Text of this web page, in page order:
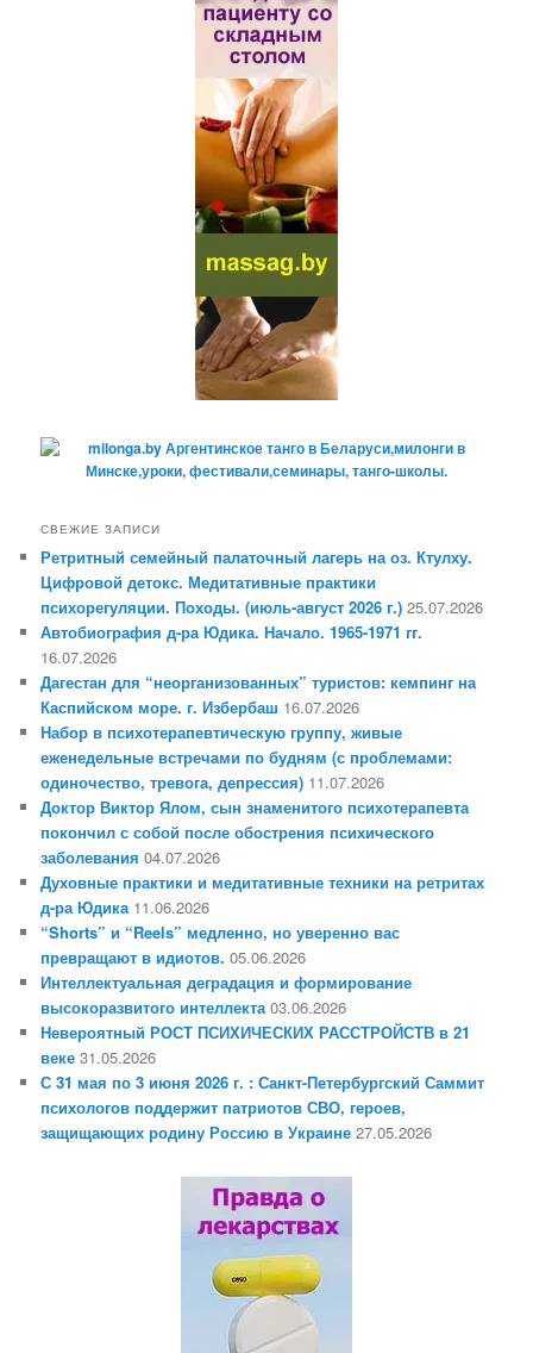
СВЕЖИЕ ЗАПИСИ
Ретритный семейный палаточный лагерь на оз. Ктулху.
Цифровой детокс. Медитативные практики
психорегуляции. Походы. (июль-август 2026 г.) 25.07.2026
Автобиография д-ра Юдика. Начало. 1965-1971 гг.
16.07.2026
Дагестан для “неорганизованных” туристов: кемпинг на
Каспийском море. г. Избербаш 16.07.2026
Набор в психотерапевтическую группу, живые
еженедельные встречами по будням (с проблемами:
одиночество, тревога, депрессия) 11.07.2026
Доктор Виктор Ялом, сын знаменитого психотерапевта
покончил с собой после обострения психического
заболевания 04.07.2026
Духовные практики и медитативные техники на ретритах
д-ра Юдика 11.06.2026
“Shorts” и “Reels” медленно, но уверенно вас
превращают в идиотов. 05.06.2026
Интеллектуальная деградация и формирование
высокоразвитого интеллекта 03.06.2026
Невероятный РОСТ ПСИХИЧЕСКИХ РАССТРОЙСТВ в 21
веке 31.05.2026
С 31 мая по 3 июня 2026 г. : Санкт-Петербургский Саммит
психологов поддержит патриотов СВО, героев,
защищающих родину Россию в Украине 27.05.2026